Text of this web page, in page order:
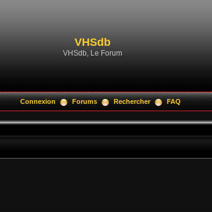
VHSdb
VHSdb, Le Forum
Connexion Forums Rechercher FAQ